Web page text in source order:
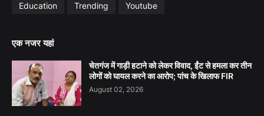
Education Trending Youtube
एक नजर यहां
चेतगंज में गाड़ी हटाने को लेकर विवाद, ईंट से हमला कर तीन
लोगों को घायल करने का आरोप; पांच के खिलाफ FIR
August 02, 2026